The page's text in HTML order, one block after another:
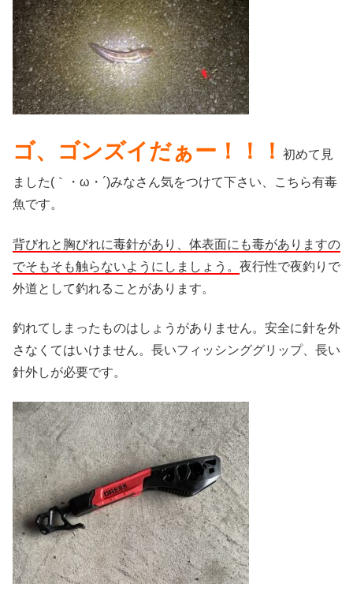
ゴ、ゴンズイだぁー！！！ 初めて見
ました(｀・ω・´)みなさん気をつけて下さい、こちら有毒
魚です。
背びれと胸びれに毒針があり、体表面にも毒がありますの
でそもそも触らないようにしましょう。 夜行性で夜釣りで
外道として釣れることがあります。
釣れてしまったものはしょうがありません。安全に針を外
さなくてはいけません。長いフィッシンググリップ、長い
針外しが必要です。